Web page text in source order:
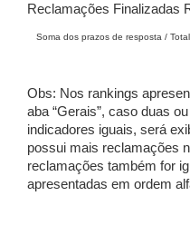
Reclamações Finalizadas
Soma dos prazos de resposta /
Obs: Nos rankings
aba “Gerais”, caso duas
indicadores iguais, será
possui mais reclamações
reclamações também for
apresentadas em ordem